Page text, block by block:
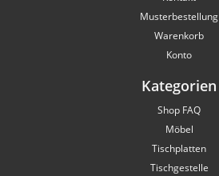
Musterbestellung
Warenkorb
Konto
Kategorien
Shop FAQ
Möbel
Tischplatten
Tischgestelle